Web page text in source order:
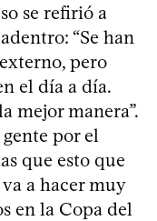
se refirió a
“Se han
pero
el día a día.
mejor manera”.
por el
que esto que
a hacer muy
en la Copa del